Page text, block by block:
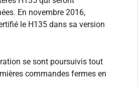
En novembre 2016,
le H135 dans sa version
se sont poursuivis tout
commandes fermes en